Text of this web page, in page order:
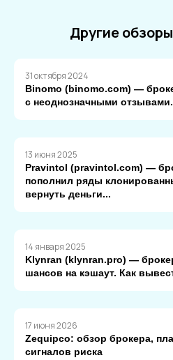
Другие
31 октября 2024
Binomo (binomo.com) —
с неоднозначными
13 июня 2025
Pravintol (pravintol.com) —
пополнил ряды
вернуть деньги...
14 января 2025
Klynran (klynran.pro) —
шансов на кэшаут. Как
17 июня 2026
Zequipco: обзор брокера,
сигналов риска